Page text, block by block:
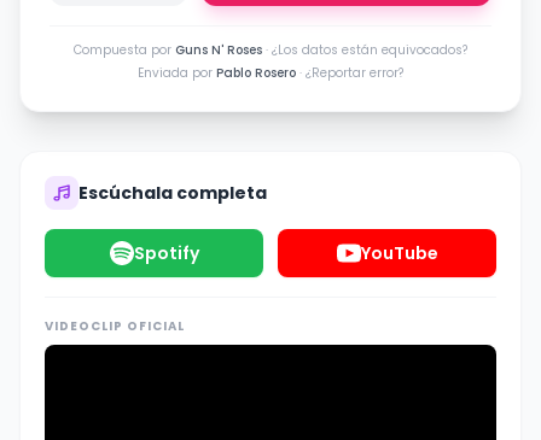
Compuesta por Guns N' Roses · ¿Los datos están equivocados?
Enviada por Pablo Rosero · ¿Reportar error?
Escúchala completa
Spotify YouTube
VIDEOCLIP OFICIAL